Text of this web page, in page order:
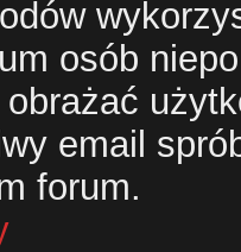
osób
email
forum.